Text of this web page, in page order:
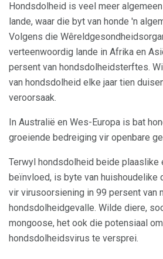
Hondsdolheid is veel meer
lande, waar die byt van honde 'n
Volgens die
verteenwoordig lande in Afrika en
persent van hondsdolheidsterftes.
van hondsdolheid elke jaar tien
veroorsaak.
In Australië en Wes-Europa is bat
groeiende bedreiging vir openbare
Terwyl hondsdolheid beide plaaslike
beïnvloed, is byte van huishoudelike
vir virusoorsiening in 99 persent van
hondsdolheidgevalle. Wilde diere,
mongoose, het ook die potensiaal
hondsdolheidsvirus te versprei.